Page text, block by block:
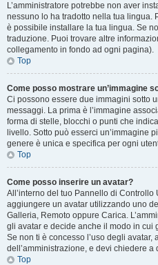
L’amministratore potrebbe non aver
nessuno lo ha tradotto nella tua lingua.
è possibile installare la tua lingua. Se
traduzione. Puoi trovare altre
collegamento in fondo ad ogni pagina).
Top
Come posso mostrare un’immagine
Ci possono essere due immagini sotto
messaggi. La prima è l’immagine
forma di stelle, blocchi o punti che
livello. Sotto può esserci un’immagine
genere è unica e specifica per ogni
Top
Come posso inserire un avatar?
All’interno del tuo Pannello di Controllo
aggiungere un avatar utilizzando uno
Galleria, Remoto oppure Carica.
gli avatar e decide anche il modo in cui
Se non ti è concesso l’uso degli avatar,
dell’amministrazione, e devi chiedere a
Top